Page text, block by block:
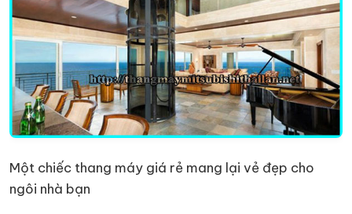
Một chiếc thang máy giá rẻ mang lại vẻ đẹp cho
ngôi nhà bạn